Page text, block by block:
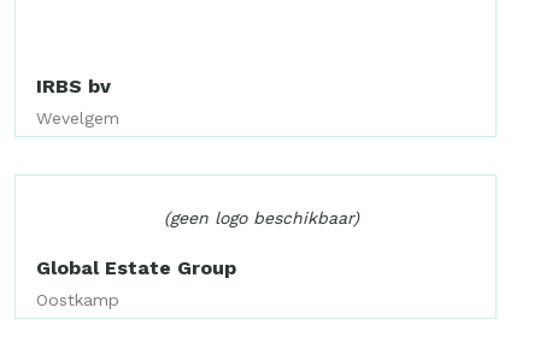
IRBS bv
Wevelgem
(geen logo beschikbaar)
Global Estate Group
Oostkamp